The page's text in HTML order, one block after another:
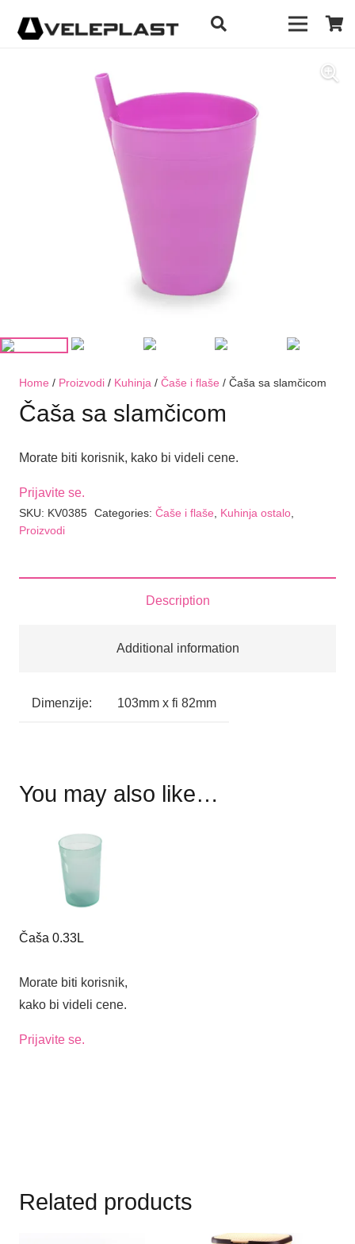
Home / Proizvodi / Kuhinja / Čaše i flaše / Čaša sa slamčicom
Čaša sa slamčicom
Morate biti korisnik, kako bi videli cene.
Prijavite se.
SKU: KV0385 Categories: Čaše i flaše Kuhinja ostalo,
Proizvodi
Description
Additional information
Dimenzije: 103mm x fi 82mm
You may also like…
Čaša 0.33L
Morate biti korisnik,
kako bi videli cene.
Prijavite se.
Related products